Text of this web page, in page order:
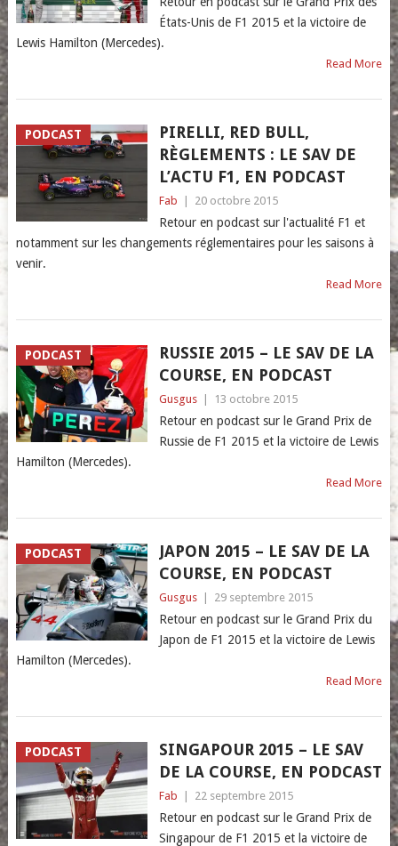
États-Unis de F1 2015 et la victoire de
Lewis Hamilton (Mercedes).
Read More
PODCAST
PIRELLI, RED BULL,
RÈGLEMENTS : LE SAV DE
L’ACTU F1, EN PODCAST
Fab 20 octobre 2015
Retour en podcast sur l'actualité F1 et
notamment sur les changements réglementaires pour les saisons à
venir.
Read More
PODCAST
RUSSIE 2015 – LE SAV DE LA
COURSE, EN PODCAST
Gusgus 13 octobre 2015
Retour en podcast sur le Grand Prix de
Russie de F1 2015 et la victoire de Lewis
Hamilton (Mercedes).
Read More
PODCAST
JAPON 2015 – LE SAV DE LA
COURSE, EN PODCAST
Gusgus 29 septembre 2015
Retour en podcast sur le Grand Prix du
Japon de F1 2015 et la victoire de Lewis
Hamilton (Mercedes).
Read More
PODCAST
SINGAPOUR 2015 – LE SAV
DE LA COURSE, EN PODCAST
Fab 22 septembre 2015
Retour en podcast sur le Grand Prix de
Singapour de F1 2015 et la victoire de